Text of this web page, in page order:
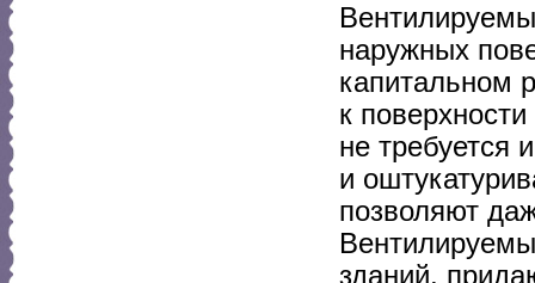
наружных
капитальном
к
не требуется
и
позволяют
зданий,